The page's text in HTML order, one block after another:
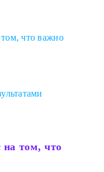
что важно
на том, что